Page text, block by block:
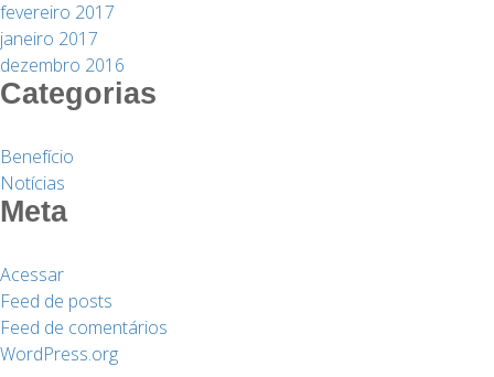
fevereiro 2017
janeiro 2017
dezembro 2016
Categorias
Benefício
Notícias
Meta
Acessar
Feed de posts
Feed de comentários
WordPress.org